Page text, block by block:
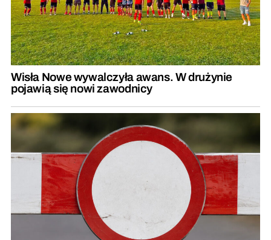
Wisła Nowe wywalczyła awans. W drużynie
pojawią się nowi zawodnicy